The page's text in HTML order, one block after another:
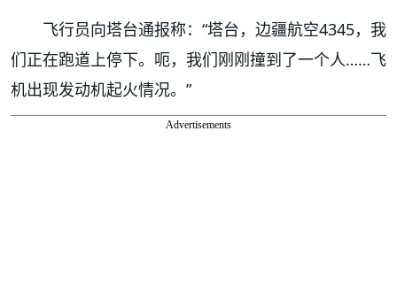
飞行员向塔台通报称：“塔台，边疆航空4345，我
们正在跑道上停下。呃，我们刚刚撞到了一个人……飞
机出现发动机起火情况。”
Advertisements